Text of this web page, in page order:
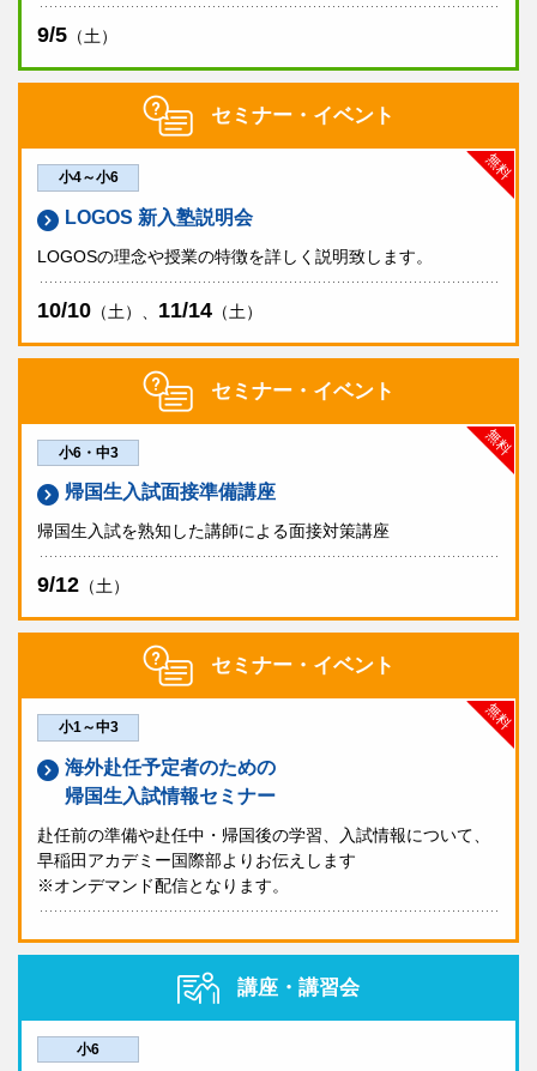
帰国生入試 中学・高校
実施しません
紹介動画
学校説明会 実施しません
個別相談会
山手学院中学校・高等学校
帰国生入試 中学・高校
個別相談会
ット
ポーツ大会
立教池袋中学校・高等学校
帰国生入試
学校説明会
個別相談会 実施
①教育理念と授業の特
徴
②学友会活動と施設紹
介
③学校行事・海外プロ
グラム
帰国生入試 中学・高校
実施
＜イマージョン授業風
景＞
実践女子学園 中学校高等学校
個別相談会
紹介動画
9/5 （土）
セミナー・イベント
無料
小4～小6
LOGOS 新入塾説明会
LOGOSの理念や授業の特徴を詳しく説明致します。
10/10 （土）、 11/14 （土）
セミナー・イベント
無料
小6・中3
帰国生入試面接準備講座
帰国生入試を熟知した講師による面接対策講座
9/12 （土）
セミナー・イベント
無料
小1～中3
海外赴任予定者のための
帰国生入試情報セミナー
赴任前の準備や赴任中・帰国後の学習、入試情報について、
早稲田アカデミー国際部よりお伝えします
※オンデマンド配信となります。
講座・講習会
小6